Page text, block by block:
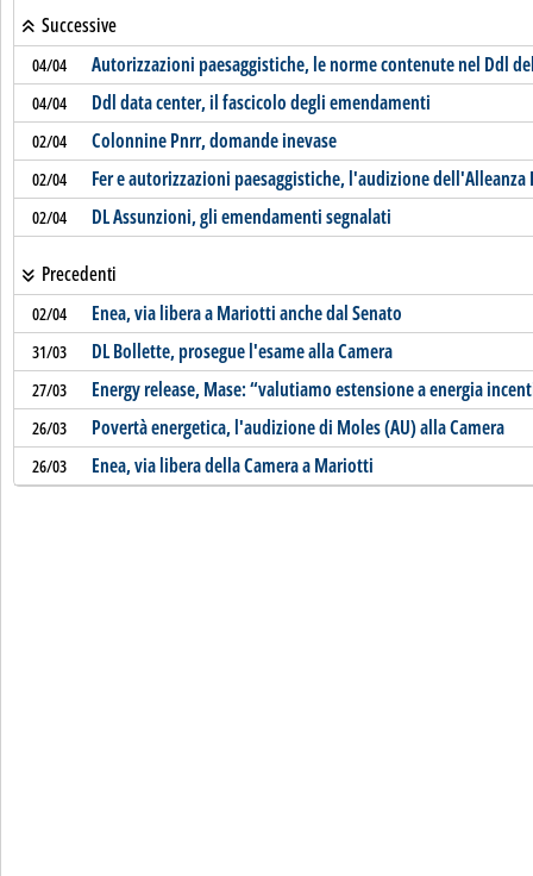
Successive
04/04 Autorizzazioni paesaggistiche, le norme contenute nel Ddl
04/04 Ddl data center, il fascicolo degli emendamenti
02/04 Colonnine Pnrr, domande inevase
02/04 Fer e autorizzazioni paesaggistiche, l'audizione dell'Alleanza
02/04 DL Assunzioni, gli emendamenti segnalati
Precedenti
02/04 Enea, via libera a Mariotti anche dal Senato
31/03 DL Bollette, prosegue l'esame alla Camera
27/03 Energy release, Mase: “valutiamo estensione a energia
26/03 Povertà energetica, l'audizione di Moles (AU) alla Camera
26/03 Enea, via libera della Camera a Mariotti